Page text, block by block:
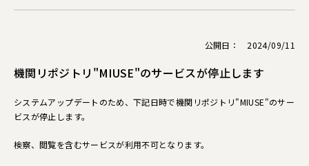
公開日： 2024/09/11
機関リポジトリ"MIUSE"のサービスが停止します
システムアップデートのため、下記日時で機関リポジトリ"MIUSE"のサー
ビスが停止します。
検察、閲覧を含むサービスが利用不可となります。